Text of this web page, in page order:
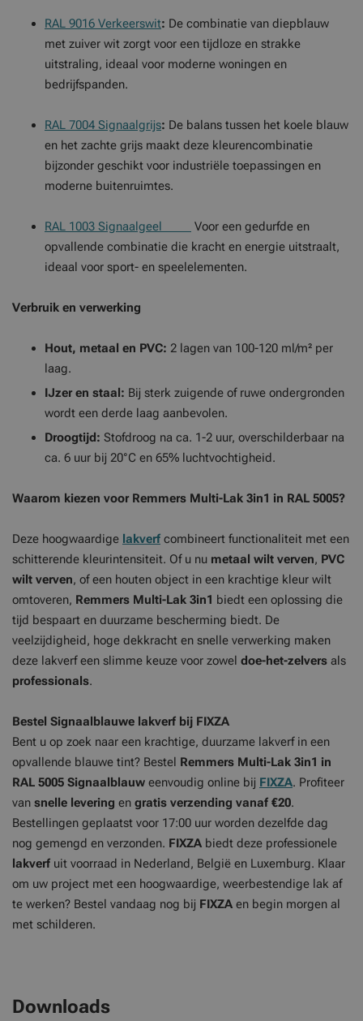
RAL 9016 Verkeerswit: De combinatie van diepblauw
met zuiver wit zorgt voor een tijdloze en strakke
uitstraling, ideaal voor moderne woningen en
bedrijfspanden.
RAL 7004 Signaalgrijs: De balans tussen het koele blauw
en het zachte grijs maakt deze kleurencombinatie
bijzonder geschikt voor industriële toepassingen en
moderne buitenruimtes.
RAL 1003 Signaalgeel
Voor een gedurfde en
opvallende combinatie die kracht en energie uitstraalt,
ideaal voor sport- en speelelementen.
Verbruik en verwerking
Hout, metaal en PVC: 2 lagen van 100-120 ml/m² per
laag.
IJzer en staal: Bij sterk zuigende of ruwe ondergronden
wordt een derde laag aanbevolen.
Droogtijd: Stofdroog na ca. 1-2 uur, overschilderbaar na
ca. 6 uur bij 20°C en 65% luchtvochtigheid.
Waarom kiezen voor Remmers Multi-Lak 3in1 in RAL 5005?
Deze hoogwaardige lakverf combineert functionaliteit met een
schitterende kleurintensiteit. Of u nu metaal wilt verven, PVC
wilt verven, of een houten object in een krachtige kleur wilt
omtoveren, Remmers Multi-Lak 3in1 biedt een oplossing die
tijd bespaart en duurzame bescherming biedt. De
veelzijdigheid, hoge dekkracht en snelle verwerking maken
deze lakverf een slimme keuze voor zowel doe-het-zelvers als
professionals.
Bestel Signaalblauwe lakverf bij FIXZA
Bent u op zoek naar een krachtige, duurzame lakverf in een
opvallende blauwe tint? Bestel Remmers Multi-Lak 3in1 in
RAL 5005 Signaalblauw eenvoudig online bij FIXZA. Profiteer
van snelle levering en gratis verzending vanaf €20.
Bestellingen geplaatst voor 17:00 uur worden dezelfde dag
nog gemengd en verzonden. FIXZA biedt deze professionele
lakverf uit voorraad in Nederland, België en Luxemburg. Klaar
om uw project met een hoogwaardige, weerbestendige lak af
te werken? Bestel vandaag nog bij FIXZA en begin morgen al
met schilderen.
Downloads